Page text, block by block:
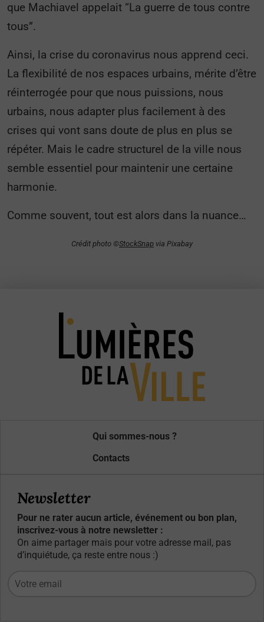
que Machiavel appelait “La guerre de tous contre
tous”.
Ainsi, la crise du coronavirus nous apprend ceci.
La flexibilité de nos espaces urbains, mérite d’être
réinterrogée pour que nous puissions, nous
urbains, nous adapter plus facilement à des
crises qui vont sans doute de plus en plus se
répéter. Mais le cadre structurel de la ville nous
semble essentiel pour maintenir une certaine
harmonie.
Comme souvent, tout est alors dans la nuance…
Crédit photo ©StockSnap via Pixabay
Qui sommes-nous ?
Contacts
Newsletter
Pour ne rater aucun article, événement ou bon plan,
inscrivez-vous à notre newsletter :
On aime partager mais pour votre adresse mail, pas
d’inquiétude, ça reste entre nous :)